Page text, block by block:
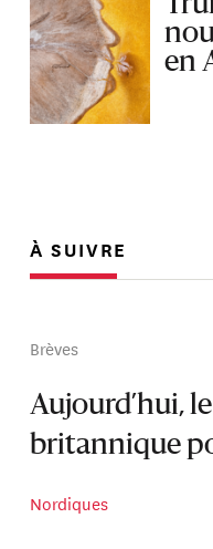
en
À SUIVRE
Brèves
Aujourd’hui,
britannique
Nordiques